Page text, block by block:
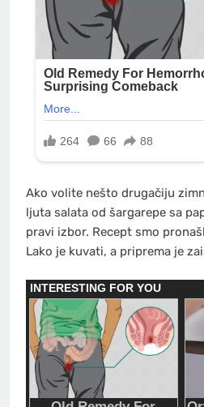
Ako volite nešto drugačiju
ljuta salata od šargarepe sa
pravi izbor. Recept smo
Lako je kuvati, a priprema je